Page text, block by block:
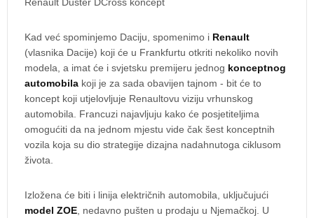
Renault Duster DCross koncept
Kad već spominjemo Daciju, spomenimo i Renault
(vlasnika Dacije) koji će u Frankfurtu otkriti nekoliko novih
modela, a imat će i svjetsku premijeru jednog konceptnog
automobila koji je za sada obavijen tajnom - bit će to
koncept koji utjelovljuje Renaultovu viziju vrhunskog
automobila. Francuzi najavljuju kako će posjetiteljima
omogućiti da na jednom mjestu vide čak šest konceptnih
vozila koja su dio strategije dizajna nadahnutoga ciklusom
života.
Izložena će biti i linija električnih automobila, uključujući
model ZOE, nedavno pušten u prodaju u Njemačkoj. U